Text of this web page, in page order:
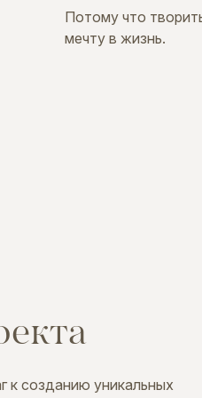
Потому что
мечту в жизнь.
созданию уникальных